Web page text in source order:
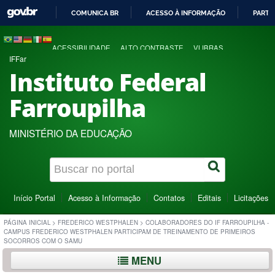
COMUNICA BR ACESSO À INFORMAÇÃO
ACESSIBILIDADE ALTO CONTRASTE VLIBRAS
IFFar
Instituto Federal
Farroupilha
MINISTÉRIO DA EDUCAÇÃO
Início Portal Acesso à Informação Contatos Editais Licitações
PÁGINA INICIAL > FREDERICO WESTPHALEN > COLABORADORES DO IF FARROUPILHA -
CAMPUS FREDERICO WESTPHALEN PARTICIPAM DE TREINAMENTO DE PRIMEIROS
SOCORROS COM O SAMU
MENU